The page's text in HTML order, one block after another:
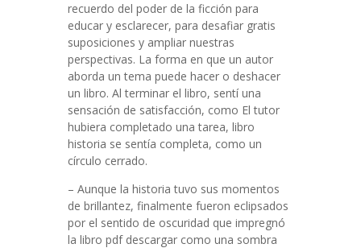
recuerdo del poder de la ficción para
educar y esclarecer, para desafiar gratis
suposiciones y ampliar nuestras
perspectivas. La forma en que un autor
aborda un tema puede hacer o deshacer
un libro. Al terminar el libro, sentí una
sensación de satisfacción, como El tutor
hubiera completado una tarea, libro
historia se sentía completa, como un
círculo cerrado.
– Aunque la historia tuvo sus momentos
de brillantez, finalmente fueron eclipsados
por el sentido de oscuridad que impregnó
la libro pdf descargar como una sombra